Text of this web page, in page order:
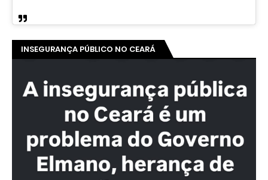
INSEGURANÇA PÚBLICO NO CEARÁ